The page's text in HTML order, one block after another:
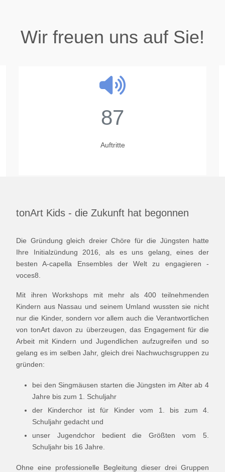
Wir freuen uns auf Sie!
87
Auftritte
tonArt Kids - die Zukunft hat begonnen
Die Gründung gleich dreier Chöre für die Jüngsten hatte
Ihre Initialzündung 2016, als es uns gelang, eines der
besten A-capella Ensembles der Welt zu engagieren -
voces8.
Mit ihren Workshops mit mehr als 400 teilnehmenden
Kindern aus Nassau und seinem Umland wussten sie nicht
nur die Kinder, sondern vor allem auch die Verantwortlichen
von tonArt davon zu überzeugen, das Engagement für die
Arbeit mit Kindern und Jugendlichen aufzugreifen und so
gelang es im selben Jahr, gleich drei Nachwuchsgruppen zu
gründen:
bei den Singmäusen starten die Jüngsten im Alter ab 4
Jahre bis zum 1. Schuljahr
der Kinderchor ist für Kinder vom 1. bis zum 4.
Schuljahr gedacht und
unser Jugendchor bedient die Größten vom 5.
Schuljahr bis 16 Jahre.
Ohne eine professionelle Begleitung dieser drei Gruppen